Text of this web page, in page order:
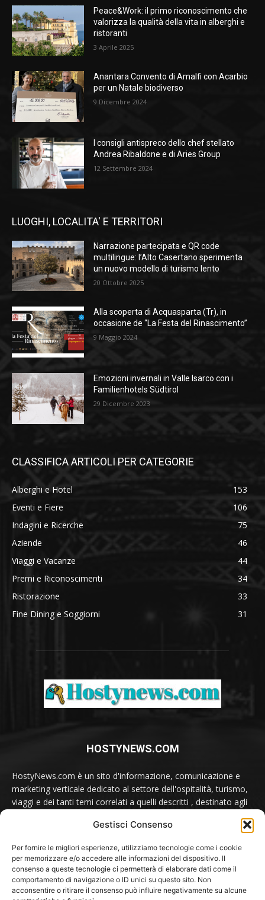
Gestisci Consenso
Per fornire le migliori esperienze, utilizziamo tecnologie come i cookie
per memorizzare e/o accedere alle informazioni del dispositivo. Il
consenso a queste tecnologie ci permetterà di elaborare dati come il
comportamento di navigazione o ID unici su questo sito. Non
acconsentire o ritirare il consenso può influire negativamente su alcune
Peace&Work: il primo riconoscimento che
valorizza la qualità della vita in alberghi e
ristoranti
3 Aprile 2025
Anantara Convento di Amalfi con Acarbio
per un Natale biodiverso
9 Dicembre 2024
I consigli antispreco dello chef stellato
Andrea Ribaldone e di Aries Group
12 Settembre 2024
LUOGHI, LOCALITA' E TERRITORI
Narrazione partecipata e QR code
multilingue: l’Alto Casertano sperimenta
un nuovo modello di turismo lento
20 Ottobre 2025
Alla scoperta di Acquasparta (Tr), in
occasione de “La Festa del Rinascimento”
9 Maggio 2024
Emozioni invernali in Valle Isarco con i
Familienhotels Südtirol
29 Dicembre 2023
CLASSIFICA ARTICOLI PER CATEGORIE
Alberghi e Hotel
153
Eventi e Fiere
106
Indagini e Ricerche
75
Aziende
46
Viaggi e Vacanze
44
Premi e Riconoscimenti
34
Ristorazione
33
Fine Dining e Soggiorni
31
HOSTYNEWS.COM
HostyNews.com è un sito d'informazione, comunicazione e
marketing verticale dedicato al settore dell'ospitalità, turismo,
viaggi e dei tanti temi correlati a quelli descritti , destinato agli
SEGUICI SU